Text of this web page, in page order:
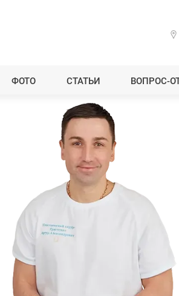
ФОТО СТАТЬИ ВОПРОС-